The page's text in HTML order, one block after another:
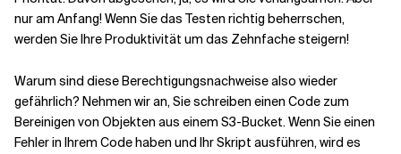
nur am Anfang! Wenn Sie das Testen richtig beherrschen,
werden Sie Ihre Produktivität um das Zehnfache steigern!
Warum sind diese Berechtigungsnachweise also wieder
gefährlich? Nehmen wir an, Sie schreiben einen Code zum
Bereinigen von Objekten aus einem S3-Bucket. Wenn Sie einen
Fehler in Ihrem Code haben und Ihr Skript ausführen, wird es